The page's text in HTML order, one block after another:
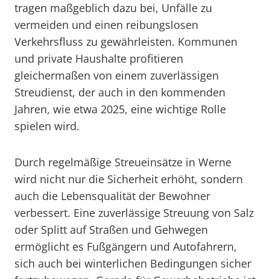
tragen maßgeblich dazu bei, Unfälle zu
vermeiden und einen reibungslosen
Verkehrsfluss zu gewährleisten. Kommunen
und private Haushalte profitieren
gleichermaßen von einem zuverlässigen
Streudienst, der auch in den kommenden
Jahren, wie etwa 2025, eine wichtige Rolle
spielen wird.
Durch regelmäßige Streueinsätze in Werne
wird nicht nur die Sicherheit erhöht, sondern
auch die Lebensqualität der Bewohner
verbessert. Eine zuverlässige Streuung von Salz
oder Splitt auf Straßen und Gehwegen
ermöglicht es Fußgängern und Autofahrern,
sich auch bei winterlichen Bedingungen sicher